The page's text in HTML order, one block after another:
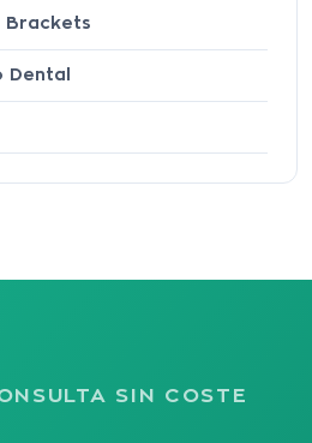
Brackets
Dental
SIN COSTE